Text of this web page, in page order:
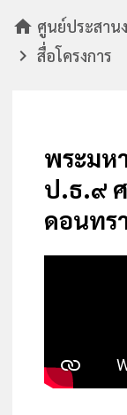
home ศูนย์ประสาน
chevron_right สื่อโครงการ
พระมห
ป.ธ.๙
ดอนทร